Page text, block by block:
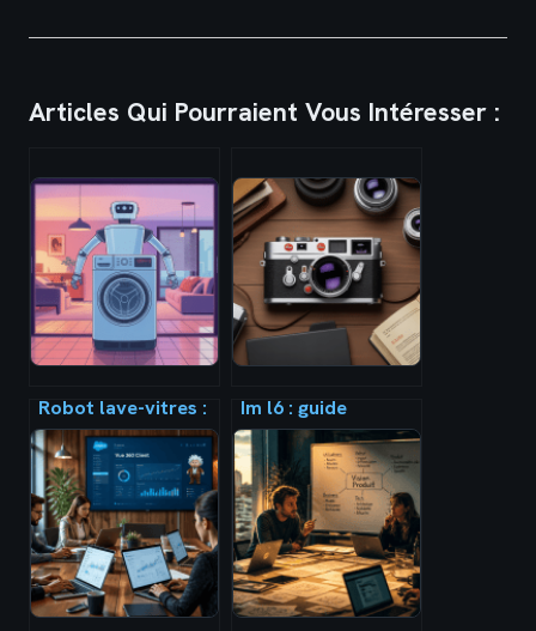
Articles Qui Pourraient Vous Intéresser :
Robot lave-vitres :
avis et guide pour
bien choisir en 2026
Im l6 : guide
complet pour
comprendre,
configurer et
optimiser ce
modèle